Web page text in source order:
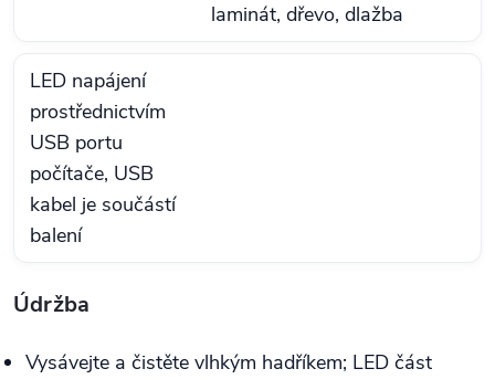
laminát, dřevo, dlažba
LED napájení
prostřednictvím
USB portu
počítače, USB
kabel je součástí
balení
Údržba
Vysávejte a čistěte vlhkým hadříkem; LED část